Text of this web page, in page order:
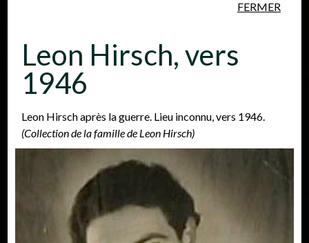
Personnes Lieux Événements
Leon Hirsch, vers
1946
FERMER
Leon Hirsch après la guerre. Lieu inconnu, vers 1946.
(Collection de la famille de Leon Hirsch)